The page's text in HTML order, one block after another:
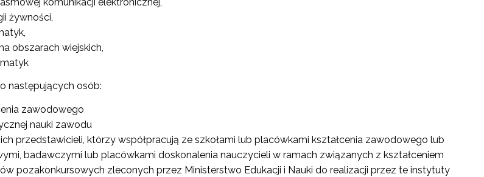
szkół ćwiczeń"
nauczania"
zestawów narzędzi edukacyjnych"
żywności,
obszarach wiejskich,
następujących osób:
zawodowego
nauki zawodu
przedstawicieli, którzy współpracują ze szkołami lub placówkami kształcenia zawodowego lub
badawczymi lub placówkami doskonalenia nauczycieli w ramach związanych z kształceniem
pozakonkursowych zleconych przez Ministerstwo Edukacji i Nauki do realizacji przez te instytuty